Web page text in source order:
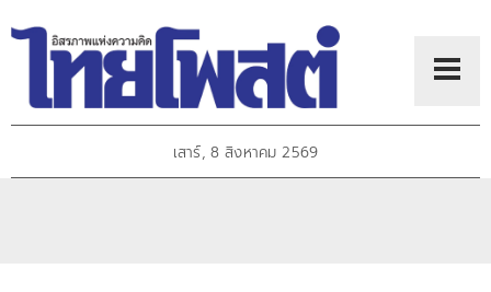
เสาร์, 8 สิงหาคม 2569